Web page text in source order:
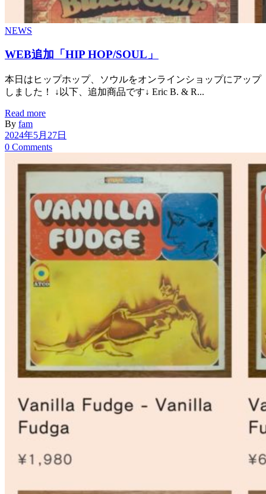
NEWS
WEB追加「HIP HOP/SOUL」
本日はヒップホップ、ソウルをオンラインショップにアップ
しました！ ↓以下、追加商品です↓ Eric B. & R...
Read more
By fam
2024年5月27日
0 Comments